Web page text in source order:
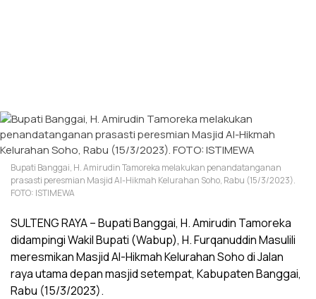
Bupati Banggai, H. Amirudin Tamoreka melakukan penandatanganan
prasasti peresmian Masjid Al-Hikmah Kelurahan Soho, Rabu (15/3/2023).
FOTO: ISTIMEWA
SULTENG RAYA – Bupati Banggai, H. Amirudin Tamoreka
didampingi Wakil Bupati (Wabup), H. Furqanuddin Masulili
meresmikan Masjid Al-Hikmah Kelurahan Soho di Jalan
raya utama depan masjid setempat, Kabupaten Banggai,
Rabu (15/3/2023).